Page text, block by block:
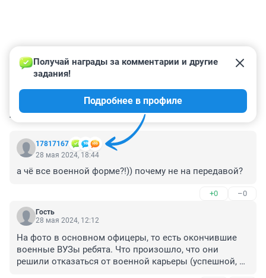
КОММЕНТАРИИ 18
17817167
Получай награды за комментарии и другие
задания!
Подробнее в профиле
28 мая 2024, 18:44
а чё все военной форме?!)) почему не на передавой?
+0 –0
Гость
28 мая 2024, 12:12
На фото в основном офицеры, то есть окончившие
военные ВУЗы ребята. Что произошло, что они
решили отказаться от военной карьеры (успешной,